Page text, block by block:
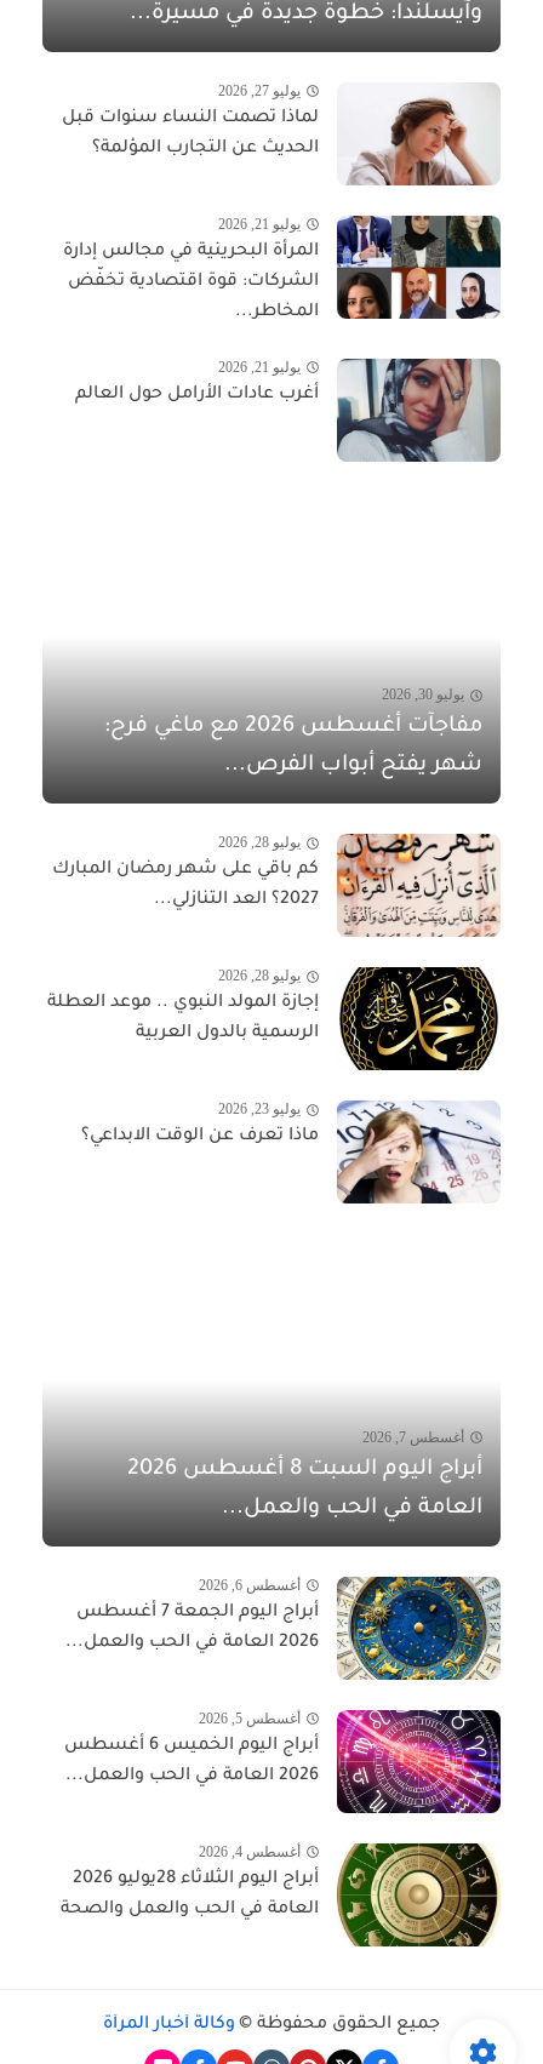
وآيسلندا: خطوة جديدة في مسيرة...
يوليو 27, 2026
لماذا تصمت النساء سنوات قبل
الحديث عن التجارب المؤلمة؟
يوليو 21, 2026
المرأة البحرينية في مجالس إدارة
الشركات: قوة اقتصادية تخفّض
المخاطر...
يوليو 21, 2026
أغرب عادات الأرامل حول العالم
يوليو 30, 2026
مفاجآت أغسطس 2026 مع ماغي فرح:
شهر يفتح أبواب الفرص...
يوليو 28, 2026
كم باقي على شهر رمضان المبارك
2027؟ العد التنازلي...
يوليو 28, 2026
إجازة المولد النبوي .. موعد العطلة
الرسمية بالدول العربية
يوليو 23, 2026
ماذا تعرف عن الوقت الابداعي؟
أغسطس 7, 2026
أبراج اليوم السبت 8 أغسطس 2026
العامة في الحب والعمل...
أغسطس 6, 2026
أبراج اليوم الجمعة 7 أغسطس
2026 العامة في الحب والعمل...
أغسطس 5, 2026
أبراج اليوم الخميس 6 أغسطس
2026 العامة في الحب والعمل...
أغسطس 4, 2026
أبراج اليوم الثلاثاء 28يوليو 2026
العامة في الحب والعمل والصحة
جميع الحقوق محفوظة © وكالة أخبار المرأة